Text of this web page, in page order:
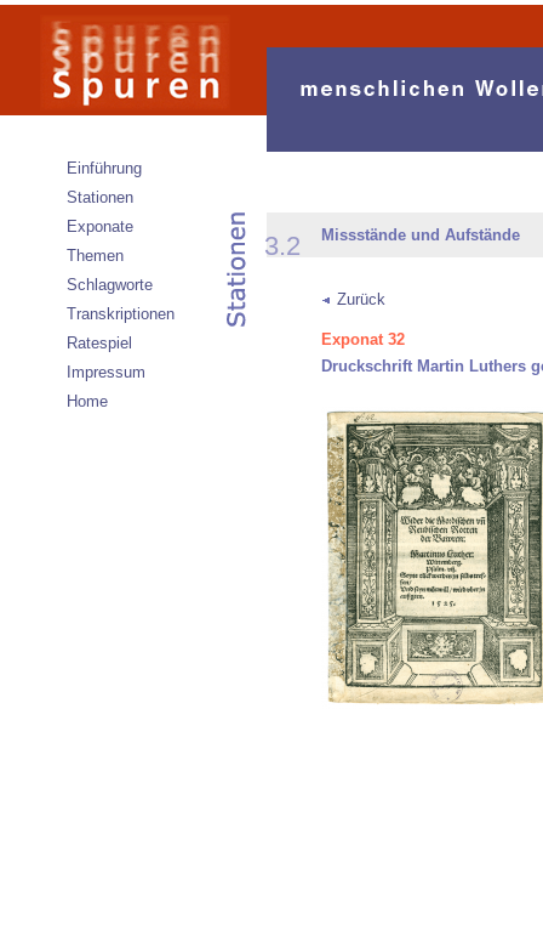
Einführung
Stationen
Exponate
Themen
Schlagworte
Transkriptionen
Ratespiel
Impressum
Home
3.2 Missstände und Aufstände
Zurück
Exponat 32
Druckschrift Martin Luthers